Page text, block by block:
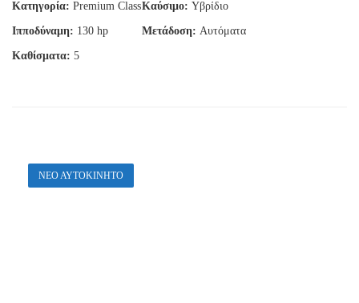
Κατηγορία: Premium ClassΚαύσιμο: Υβρίδιο
Ιπποδύναμη: 130 hp Μετάδοση: Αυτόματα
Καθίσματα: 5
ΝΕΟ ΑΥΤΟΚΙΝΗΤΟ